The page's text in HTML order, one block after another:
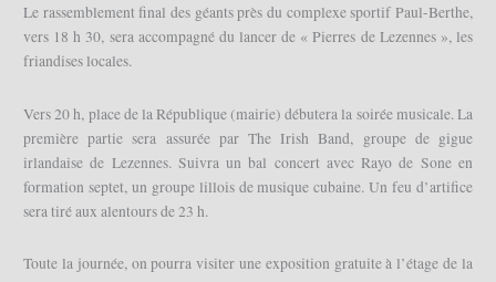
Le rassemblement final des géants près du complexe sportif Paul-Berthe,
vers 18 h 30, sera accompagné du lancer de « Pierres de Lezennes », les
friandises locales.
Vers 20 h, place de la République (mairie) débutera la soirée musicale. La
première partie sera assurée par The Irish Band, groupe de gigue
irlandaise de Lezennes. Suivra un bal concert avec Rayo de Sone en
formation septet, un groupe lillois de musique cubaine. Un feu d’artifice
sera tiré aux alentours de 23 h.
Toute la journée, on pourra visiter une exposition gratuite à l’étage de la